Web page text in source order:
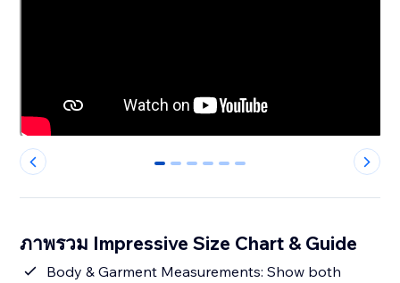
0 1 2 3 4 5
ภาพรวม Impressive Size Chart & Guide
Body & Garment Measurements: Show both